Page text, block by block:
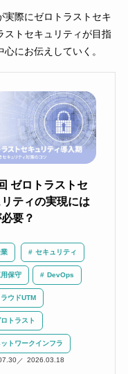
実際にゼロトラストセキ
ストセキュリティが目指
にお伝えしていく。
ゼロトラストセ
ティの実現には
要？
セキュリティ
保守 DevOps
ラウドUTM
トラスト
トワークインフラ
2026.03.18